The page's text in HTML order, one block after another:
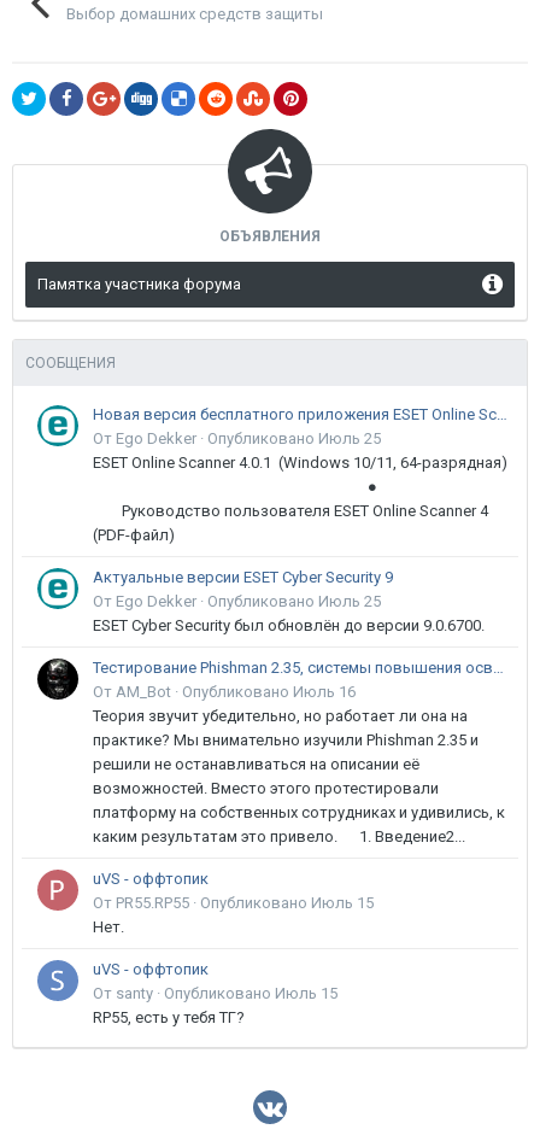
Выбор домашних средств защиты
ОБЪЯВЛЕНИЯ
Памятка участника форума
СООБЩЕНИЯ
Новая версия бесплатного приложения ESET Online Scanner доступна пользователям
От Ego Dekker · Опубликовано Июль 25
ESET Online Scanner 4.0.1 (Windows 10/11, 64-разрядная)
●
Руководство пользователя ESET Online Scanner 4
(PDF-файл)
Актуальные версии ESET Cyber Security 9
От Ego Dekker · Опубликовано Июль 25
ESET Cyber Security был обновлён до версии 9.0.6700.
Тестирование Phishman 2.35, системы повышения осведомлённости пользователей в сфере ИБ
От AM_Bot · Опубликовано Июль 16
Теория звучит убедительно, но работает ли она на
практике? Мы внимательно изучили Phishman 2.35 и
решили не останавливаться на описании её
возможностей. Вместо этого протестировали
платформу на собственных сотрудниках и удивились, к
каким результатам это привело. 1. Введение2...
uVS - оффтопик
От PR55.RP55 · Опубликовано Июль 15
Нет.
uVS - оффтопик
От santy · Опубликовано Июль 15
RP55, есть у тебя ТГ?